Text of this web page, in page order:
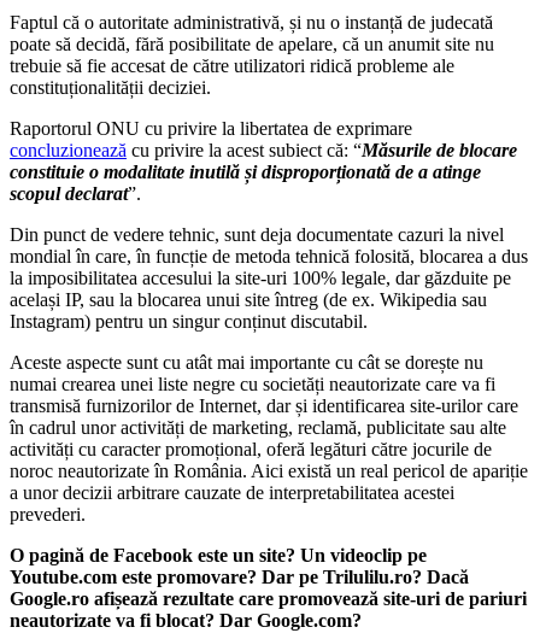
Faptul că o autoritate administrativă, și nu o instanță de judecată
poate să decidă, fără posibilitate de apelare, că un anumit site nu
trebuie să fie accesat de către utilizatori ridică probleme ale
constituționalității deciziei.
Raportorul ONU cu privire la libertatea de exprimare
concluzionează cu privire la acest subiect că: “Măsurile de blocare
constituie o modalitate inutilă și disproporționată de a atinge
scopul declarat”.
Din punct de vedere tehnic, sunt deja documentate cazuri la nivel
mondial în care, în funcție de metoda tehnică folosită, blocarea a dus
la imposibilitatea accesului la site-uri 100% legale, dar găzduite pe
același IP, sau la blocarea unui site întreg (de ex. Wikipedia sau
Instagram) pentru un singur conținut discutabil.
Aceste aspecte sunt cu atât mai importante cu cât se dorește nu
numai crearea unei liste negre cu societăți neautorizate care va fi
transmisă furnizorilor de Internet, dar și identificarea site-urilor care
în cadrul unor activități de marketing, reclamă, publicitate sau alte
activități cu caracter promoțional, oferă legături către jocurile de
noroc neautorizate în România. Aici există un real pericol de apariție
a unor decizii arbitrare cauzate de interpretabilitatea acestei
prevederi.
O pagină de Facebook este un site? Un videoclip pe
Youtube.com este promovare? Dar pe Trilulilu.ro? Dacă
Google.ro afișează rezultate care promovează site-uri de pariuri
neautorizate va fi blocat? Dar Google.com?